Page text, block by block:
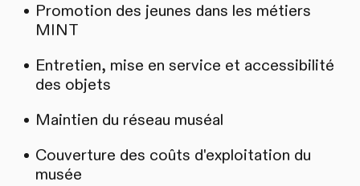
Promotion des jeunes dans les métiers
MINT
Entretien, mise en service et accessibilité
des objets
Maintien du réseau muséal
Couverture des coûts d'exploitation du
musée